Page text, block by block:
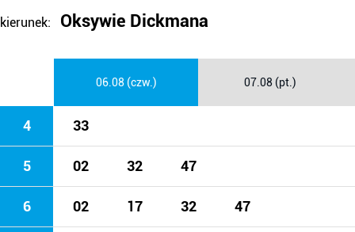
kierunek: Oksywie Dickmana
06.08 (czw.) 07.08 (pt.)
4 33
5 02 32 47
6 02 17 32 47